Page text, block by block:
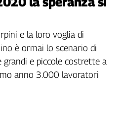
e la loro voglia di
è ormai lo scenario di
grandi e piccole costrette a
anno 3.000 lavoratori